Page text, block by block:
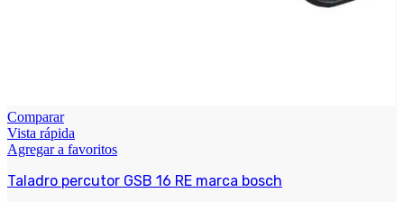
Comparar
Vista rápida
Agregar a favoritos
Taladro percutor GSB 16 RE marca bosch